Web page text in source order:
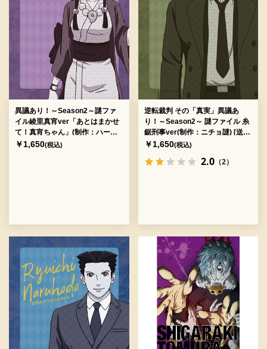
異議あり！～Season2～謎ファ
イル綾里真宵ver「あとはまかせ
て！真宵ちゃん」(制作：ハード
ナッツ) [送料ウエイト：2]
￥1,650(税込)
逆転裁判 その「真実」異議あ
り！～Season2～ 謎ファイル 糸
鋸刑事ver(制作：ニチョ謎) [送料
ウエイト：2]
￥1,650(税込)
2.0（2）